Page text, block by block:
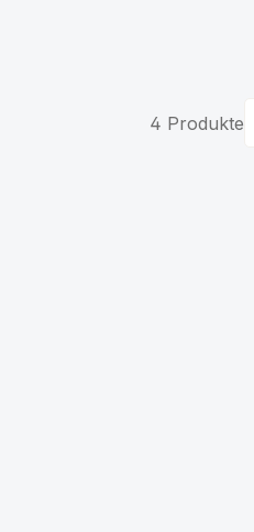
4 Produkte